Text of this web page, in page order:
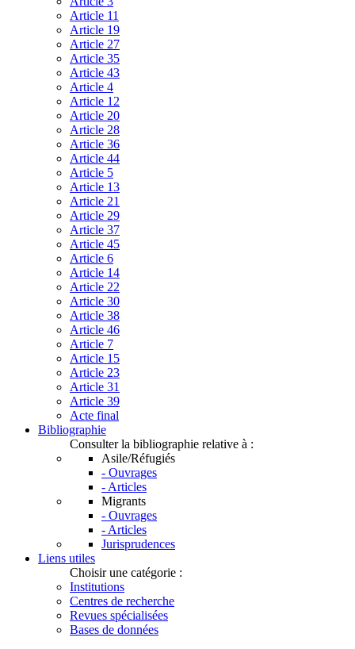
Article 11
Article 19
Article 27
Article 35
Article 43
Article 4
Article 12
Article 20
Article 28
Article 36
Article 44
Article 5
Article 13
Article 21
Article 29
Article 37
Article 45
Article 6
Article 14
Article 22
Article 30
Article 38
Article 46
Article 7
Article 15
Article 23
Article 31
Article 39
Acte final
Bibliographie
Consulter la bibliographie relative à :
Asile/Réfugiés
- Ouvrages
- Articles
Migrants
- Ouvrages
- Articles
Jurisprudences
Liens utiles
Choisir une catégorie :
Institutions
Centres de recherche
Revues spécialisées
Bases de données